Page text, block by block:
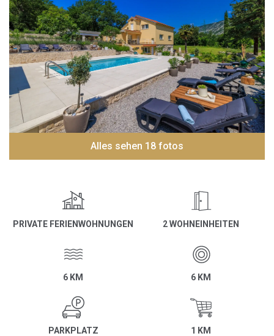
Alles sehen 18 fotos
PRIVATE FERIENWOHNUNGEN 2 WOHNEINHEITEN
6 KM 6 KM
PARKPLATZ 1 KM